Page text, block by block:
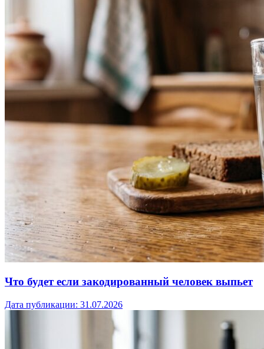
Что будет если закодированный человек выпьет
Дата публикации: 31.07.2026